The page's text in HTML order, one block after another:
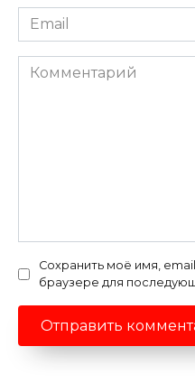
Email
*
Комментарий
Сохранить моё имя,
браузере для